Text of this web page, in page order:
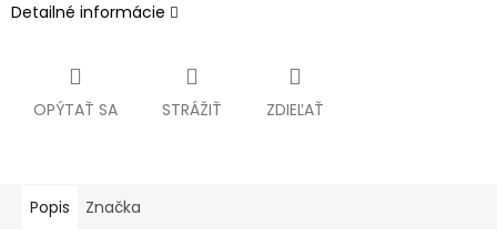
Detailné informácie
OPÝTAŤ SA STRÁŽIŤ ZDIEĽAŤ
Popis Značka